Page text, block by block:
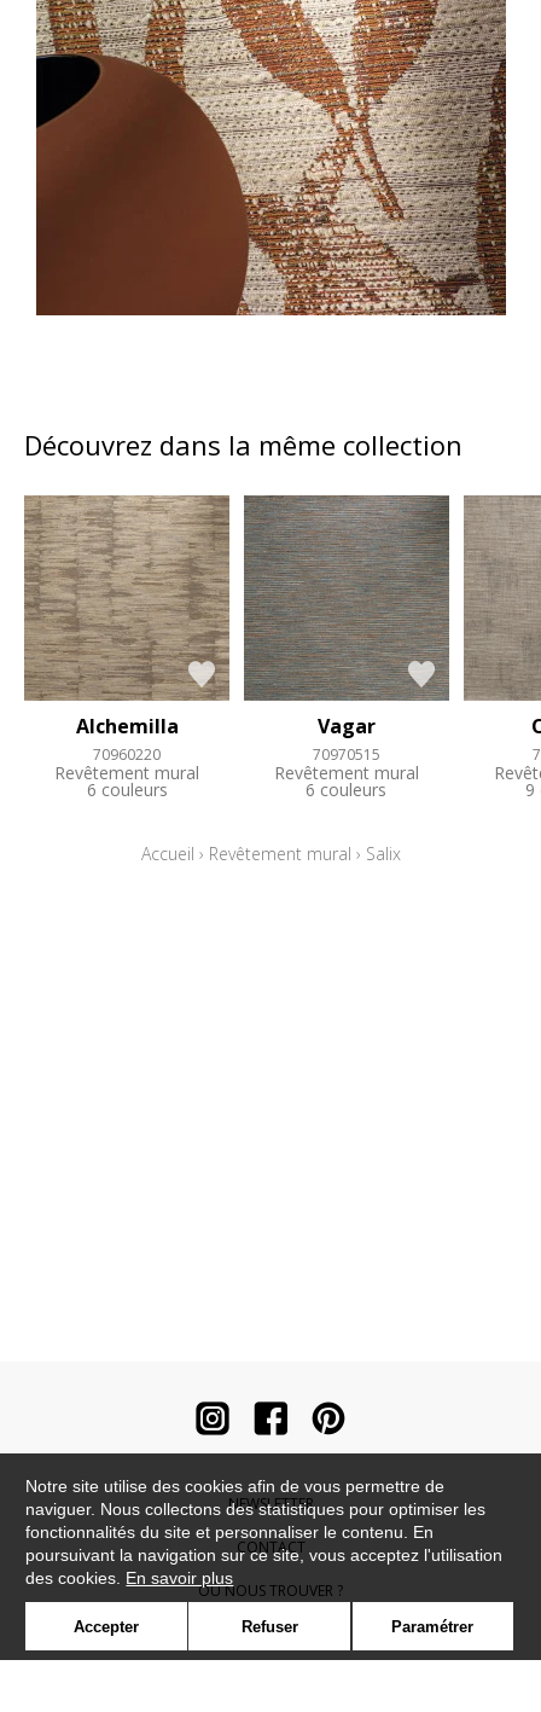
Découvrez dans la même collection
Alchemilla
70960220
Revêtement mural
6 couleurs
Vagar
70970515
Revêtement mural
6 couleurs 9
Accueil › Revêtement mural › Salix
NEWSLETTER
CONTACT
OÙ NOUS TROUVER ?
CONTRACT
Notre site utilise des cookies afin de vous permettre de
naviguer. Nous collectons des statistiques pour optimiser les
fonctionnalités du site et personnaliser le contenu. En
poursuivant la navigation sur ce site, vous acceptez l'utilisation
des cookies. En savoir plus
Accepter Refuser Paramétrer